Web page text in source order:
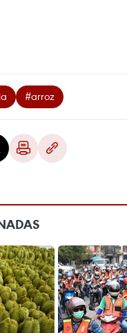
#arroz